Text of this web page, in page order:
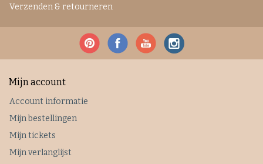
Verzenden & retourneren
Mijn account
Account informatie
Mijn bestellingen
Mijn tickets
Mijn verlanglijst